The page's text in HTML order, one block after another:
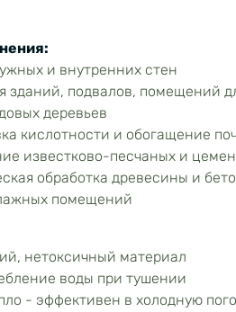
и внутренних стен
зданий, подвалов, помещений
деревьев
кислотности и обогащение
известково-песчаных и
обработка древесины и
помещений
нетоксичный материал
воды при тушении
- эффективен в холодную